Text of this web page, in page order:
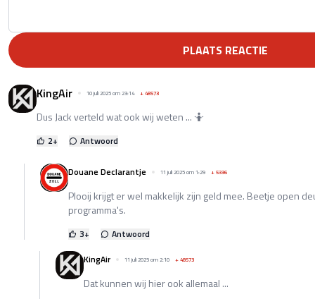
PLAATS REACTIE
KingAir 10 juli 2025 om 23:14 +48573
Dus Jack verteld wat ook wij weten ... 🤷
2+ Antwoord
Douane Declarantje 11 juli 2025 om 1:29 +5336
Plooij krijgt er wel makkelijk zijn geld mee. Beetje open
programma's.
3+
Antwoord
KingAir
11 juli 2025 om 2:10 +48573
Dat kunnen wij hier ook allemaal ...